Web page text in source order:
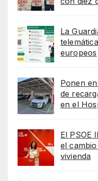
La
europeos
Ponen
de
en el
El PSOE
el
vivienda